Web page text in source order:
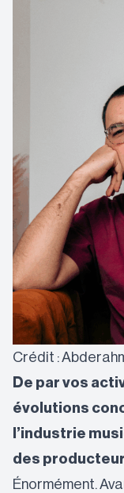
Crédit :
De par vos
évolutions
l’industrie
des
Énormément.